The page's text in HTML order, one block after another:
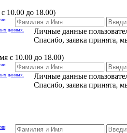
10.00 до 18.00)
данных. Личные данные
Спасибо, заявка принята,
с 10.00 до 18.00)
данных. Личные данные
Спасибо, заявка принята,